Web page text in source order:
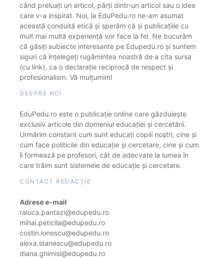
când preluați un articol, părți dintr-un articol sau o idee
care v-a inspirat. Noi, la EduPedu.ro ne-am asumat
această conduită etică și sperăm că și publicațiile cu
mult mai multă experiență vor face la fel. Ne bucurăm
că găsiți subiecte interesante pe Edupedu.ro și suntem
siguri că înțelegeți rugămintea noastră de a cita sursa
(cu link), ca o declarație reciprocă de respect și
profesionalism. Vă mulțumim!
DESPRE NOI
EduPedu.ro este o publicație online care găzduiește
exclusiv articole din domeniul educației și cercetării.
Urmărim constant cum sunt educați copiii noștri, cine și
cum face politicile din educație și cercetare, cine și cum
îi formează pe profesori, cât de adecvate la lumea în
care trăim sunt sistemele de educație și cercetare.
CONTACT REDACȚIE
Adrese e-mail
raluca.pantazi@edupedu.ro
mihai.peticila@edupedu.ro
costin.ionescu@edupedu.ro
alexa.stanescu@edupedu.ro
diana.ghimisi@edupedu.ro